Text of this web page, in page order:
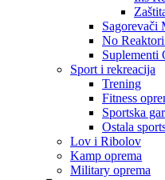
Sagorevači
No
Suplementi
Sport i rekreacija
Trening
Fitness
Sportska
Ostala
Lov i Ribolov
Kamp oprema
Military oprema